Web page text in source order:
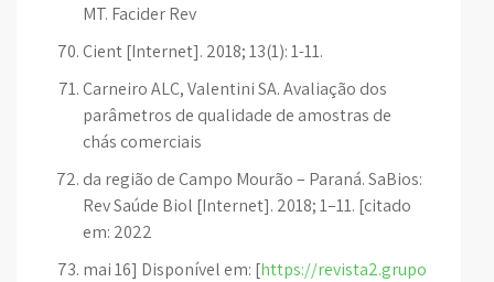
MT. Facider Rev
Cient [Internet]. 2018; 13(1): 1-11.
Carneiro ALC, Valentini SA. Avaliação dos
parâmetros de qualidade de amostras de
chás comerciais
da região de Campo Mourão – Paraná. SaBios:
Rev Saúde Biol [Internet]. 2018; 1–11. [citado
em: 2022
mai 16] Disponível em: [https://revista2.grupo